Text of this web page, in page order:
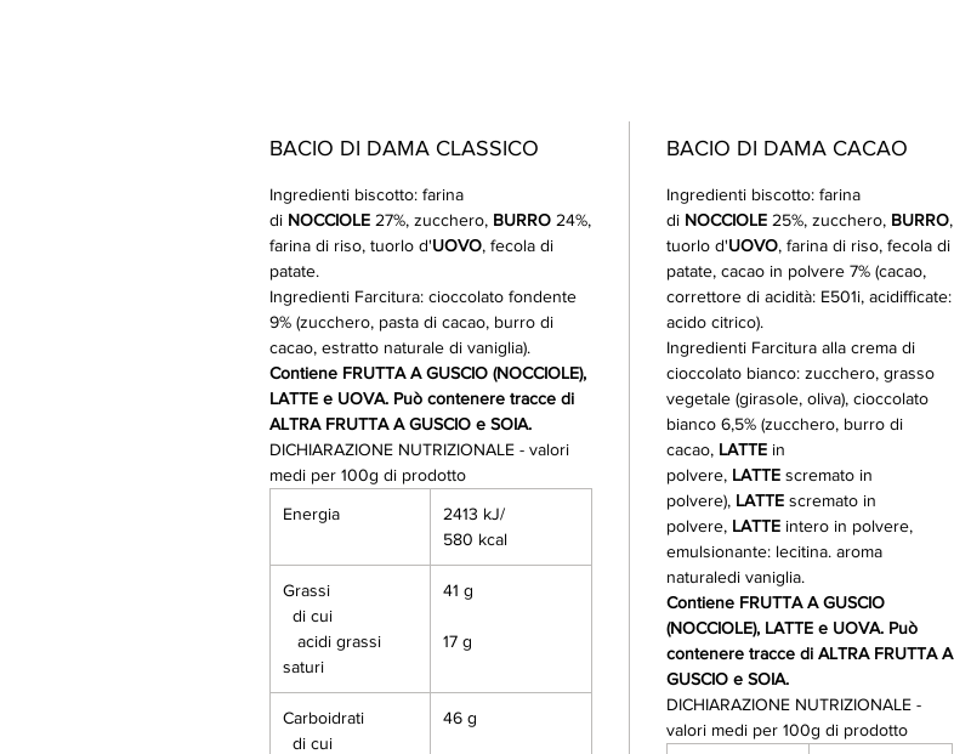
BACIO DI DAMA CLASSICO
Ingredienti biscotto: farina
di NOCCIOLE 27%, zucchero, BURRO 24%,
farina di riso, tuorlo d'UOVO, fecola di
patate.
Ingredienti Farcitura: cioccolato fondente
9% (zucchero, pasta di cacao, burro di
cacao, estratto naturale di vaniglia).
Contiene FRUTTA A GUSCIO (NOCCIOLE),
LATTE e UOVA. Può contenere tracce di
ALTRA FRUTTA A GUSCIO e SOIA.
DICHIARAZIONE NUTRIZIONALE - valori
medi per 100g di prodotto
Energia
2413 kJ/
580 kcal
Grassi
di cui
acidi grassi
saturi
41 g
17 g
Carboidrati
di cui
46 g
BACIO DI DAMA CACAO
Ingredienti biscotto: farina
di NOCCIOLE 25%, zucchero, BURRO,
tuorlo d'UOVO, farina di riso, fecola di
patate, cacao in polvere 7% (cacao,
correttore di acidità: E501i, acidifficate:
acido citrico).
Ingredienti Farcitura alla crema di
cioccolato bianco: zucchero, grasso
vegetale (girasole, oliva), cioccolato
bianco 6,5% (zucchero, burro di
cacao, LATTE in
polvere, LATTE scremato in
polvere), LATTE scremato in
polvere, LATTE intero in polvere,
emulsionante: lecitina. aroma
naturaledi vaniglia.
Contiene FRUTTA A GUSCIO
(NOCCIOLE), LATTE e UOVA. Può
contenere tracce di ALTRA FRUTTA A
GUSCIO e SOIA.
DICHIARAZIONE NUTRIZIONALE -
valori medi per 100g di prodotto